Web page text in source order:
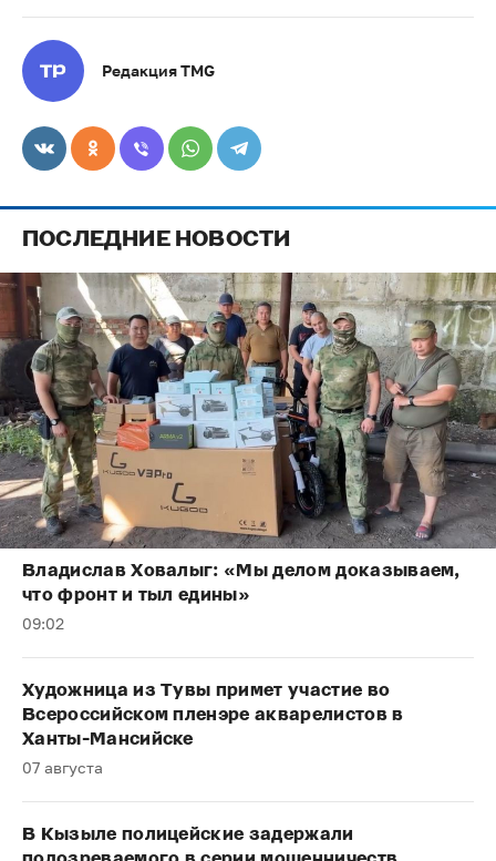
Редакция TMG
ПОСЛЕДНИЕ НОВОСТИ
Владислав Ховалыг: «Мы делом доказываем,
что фронт и тыл едины»
09:02
Художница из Тувы примет участие во
Всероссийском пленэре акварелистов в
Ханты-Мансийске
07 августа
В Кызыле полицейские задержали